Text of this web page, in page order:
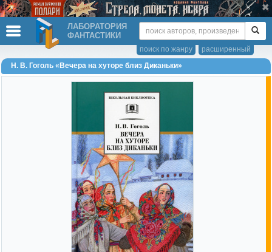
ЛАБОРАТОРИЯ
ФАНТАСТИКИ
расширенный
поиск по жанру
Н. В. Гоголь «Вечера на хуторе близ Диканьки»